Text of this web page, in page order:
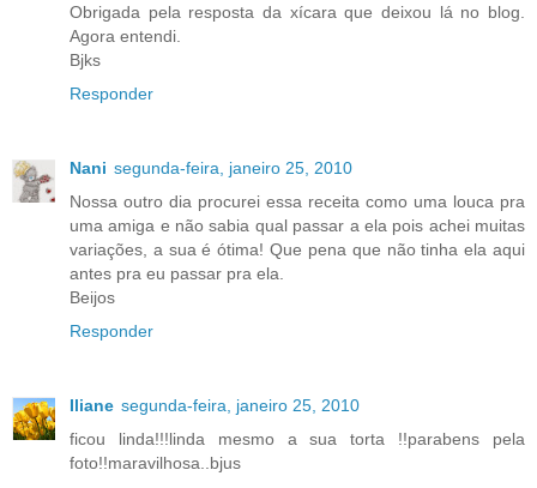
Obrigada pela resposta da xícara que deixou lá no blog.
Agora entendi.
Bjks
Responder
Nani segunda-feira, janeiro 25, 2010
Nossa outro dia procurei essa receita como uma louca pra
uma amiga e não sabia qual passar a ela pois achei muitas
variações, a sua é ótima! Que pena que não tinha ela aqui
antes pra eu passar pra ela.
Beijos
Responder
Iliane segunda-feira, janeiro 25, 2010
ficou linda!!!linda mesmo a sua torta !!parabens pela
foto!!maravilhosa..bjus